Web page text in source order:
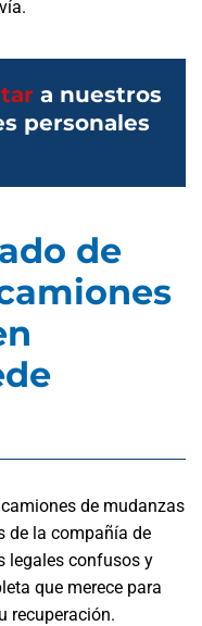
a nuestros
personales
de
de mudanzas
de la compañía de
legales confusos y
que merece para
recuperación.